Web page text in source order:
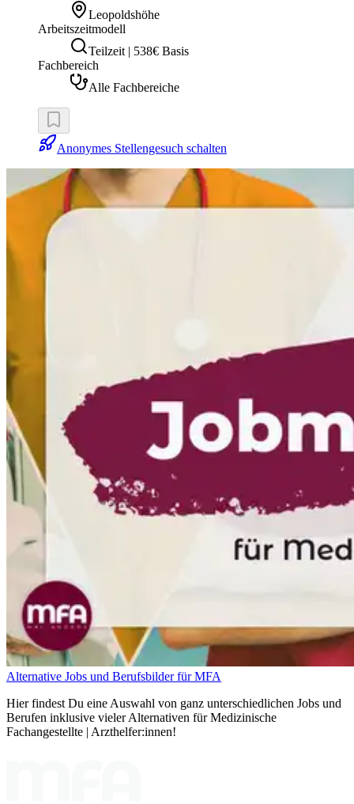
Leopoldshöhe
Arbeitszeitmodell
Teilzeit | 538€ Basis
Fachbereich
Alle Fachbereiche
Anonymes Stellengesuch schalten
Alternative Jobs und Berufsbilder für MFA
Hier findest Du eine Auswahl von ganz unterschiedlichen Jobs und
Berufen inklusive vieler Alternativen für Medizinische
Fachangestellte | Arzthelfer:innen!